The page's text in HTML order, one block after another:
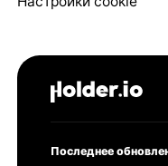
Последнее